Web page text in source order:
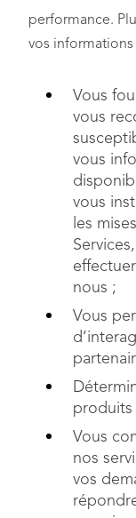
performance.
vos informations
Vous
vous
vous
vous
les
nous ;
Vous
produits
Vous
nos
vos